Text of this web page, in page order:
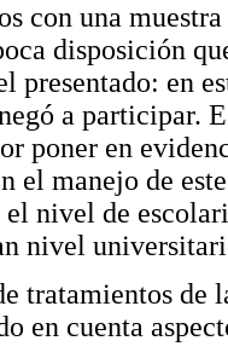
con una
disposición
presentado: en
a participar.
poner en
el manejo de
nivel de
nivel
tratamientos de
en cuenta